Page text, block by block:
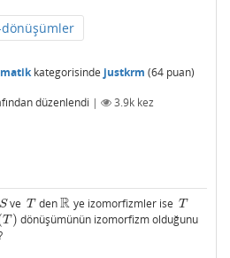
kategorisinde justkrm (64 puan)
düzenlendi | 3.9k kez
S
Sve T
T denR
R ye izomorfizmler ise T
T
T) dönüşümünün izomorfizm olduğunu